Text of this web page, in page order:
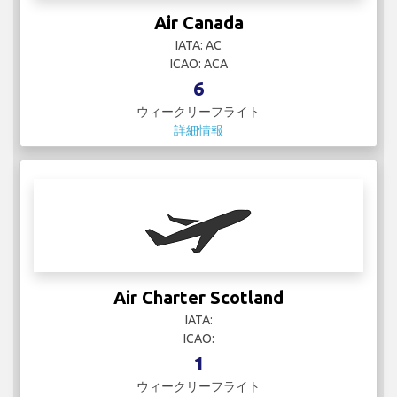
Air Canada
IATA: AC
ICAO: ACA
6
ウィークリーフライト
詳細情報
Air Charter Scotland
IATA:
ICAO:
1
ウィークリーフライト